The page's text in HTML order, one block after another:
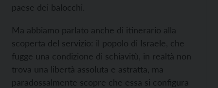
paese dei balocchi.
Ma abbiamo parlato anche di itinerario alla
scoperta del servizio: il popolo di Israele, che
fugge una condizione di schiavitù, in realtà non
trova una libertà assoluta e astratta, ma
paradossalmente scopre che essa si configura